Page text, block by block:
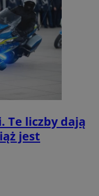
Te liczby dają
jest